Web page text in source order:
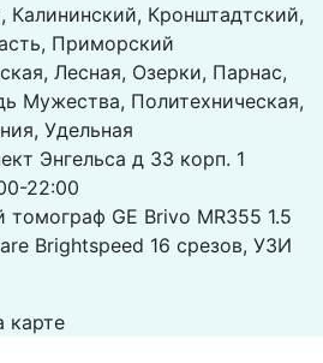
Калининский, Кронштадтский,
Приморский
Лесная, Озерки, Парнас,
Мужества, Политехническая,
Удельная
Энгельса д 33 корп. 1
22:00
томограф GE Brivo MR355 1.5
Brightspeed 16 срезов, УЗИ
карте